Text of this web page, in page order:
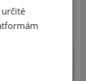
na mokrej